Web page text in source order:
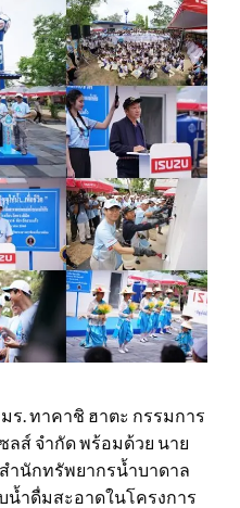
ร. ทาคาชิ ฮาตะ กรรมการ
ลส์ จำกัด พร้อมด้วย นาย
ำนักทรัพยากรน้ำบาดาล
น้ำดื่มสะอาดในโครงการ